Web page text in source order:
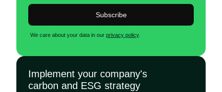
Subscribe
We care about your data in our privacy policy.
Implement your company's
carbon and ESG strategy